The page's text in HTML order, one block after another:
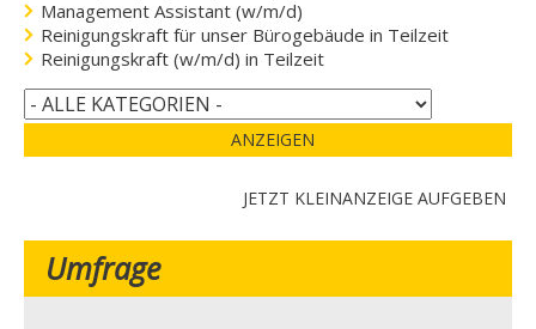
Management Assistant (w/m/d)
Reinigungskraft für unser Bürogebäude in Teilzeit
Reinigungskraft (w/m/d) in Teilzeit
ANZEIGEN
JETZT KLEINANZEIGE AUFGEBEN
Umfrage